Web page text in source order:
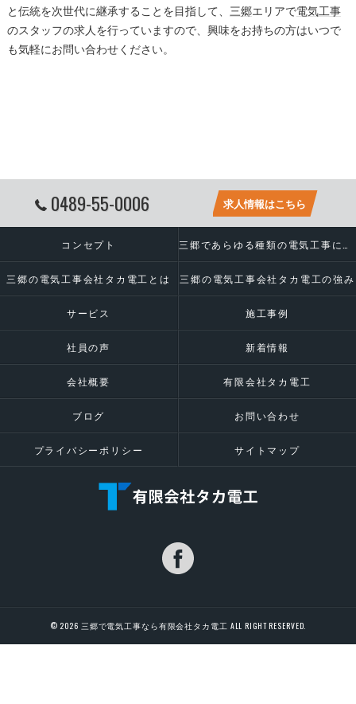
と伝統を次世代に継承することを目指して、 三郷エリアで電気工事
のスタッフの求人を行っていますので、興味をお持ちの方はいつで
も気軽にお問い合わせください。
0489-55-0006 求人情報はこちら
コンセプト
三郷の電気工事会社タカ電工とは 三郷の電気工事会社タカ電工の強み
サービス 施工事例
社員の声 新着情報
会社概要 有限会社タカ電工
ブログ お問い合わせ
プライバシーポリシー サイトマップ
© 2026 三郷で電気工事なら有限会社タカ電工 ALL RIGHT RESERVED.